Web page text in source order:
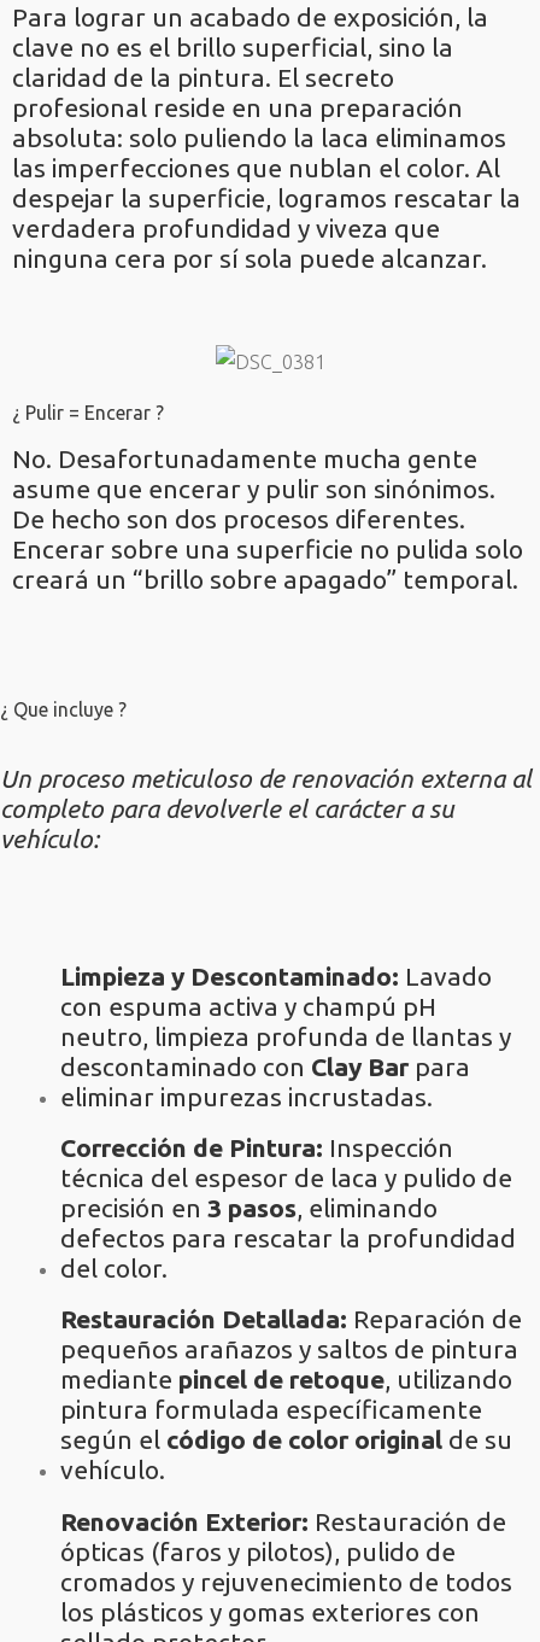
Para lograr un acabado de exposición, la
clave no es el brillo superficial, sino la
claridad de la pintura. El secreto
profesional reside en una preparación
absoluta: solo puliendo la laca eliminamos
las imperfecciones que nublan el color. Al
despejar la superficie, logramos rescatar la
verdadera profundidad y viveza que
ninguna cera por sí sola puede alcanzar.
¿ Pulir = Encerar ?
No. Desafortunadamente mucha gente
asume que encerar y pulir son sinónimos.
De hecho son dos procesos diferentes.
Encerar sobre una superficie no pulida solo
creará un “brillo sobre apagado” temporal.
¿ Que incluye ?
Un proceso meticuloso de renovación externa al
completo para devolverle el carácter a su
vehículo:
Limpieza y Descontaminado: Lavado
con espuma activa y champú pH
neutro, limpieza profunda de llantas y
descontaminado con Clay Barpara
eliminar impurezas incrustadas.
Corrección de Pintura: Inspección
técnica del espesor de laca y pulido de
precisión en 3 pasos, eliminando
defectos para rescatar la profundidad
del color.
Restauración Detallada: Reparación de
pequeños arañazos y saltos de pintura
mediante pincel de retoque, utilizando
pintura formulada específicamente
según el código de color original de su
vehículo.
Renovación Exterior: Restauración de
ópticas (faros y pilotos), pulido de
cromados y rejuvenecimiento de todos
los plásticos y gomas exteriores con